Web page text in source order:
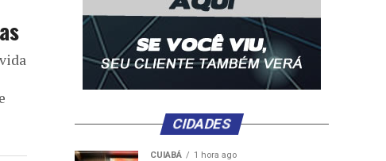
CIDADES
CUIABÁ 1 hora ago